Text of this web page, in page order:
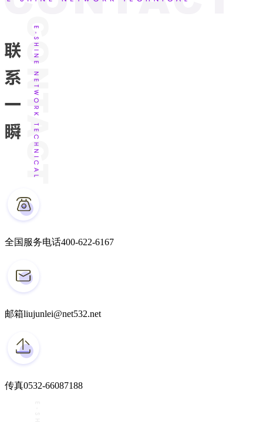
全国服务电话400-622-6167
邮箱liujunlei@net532.net
传真0532-66087188